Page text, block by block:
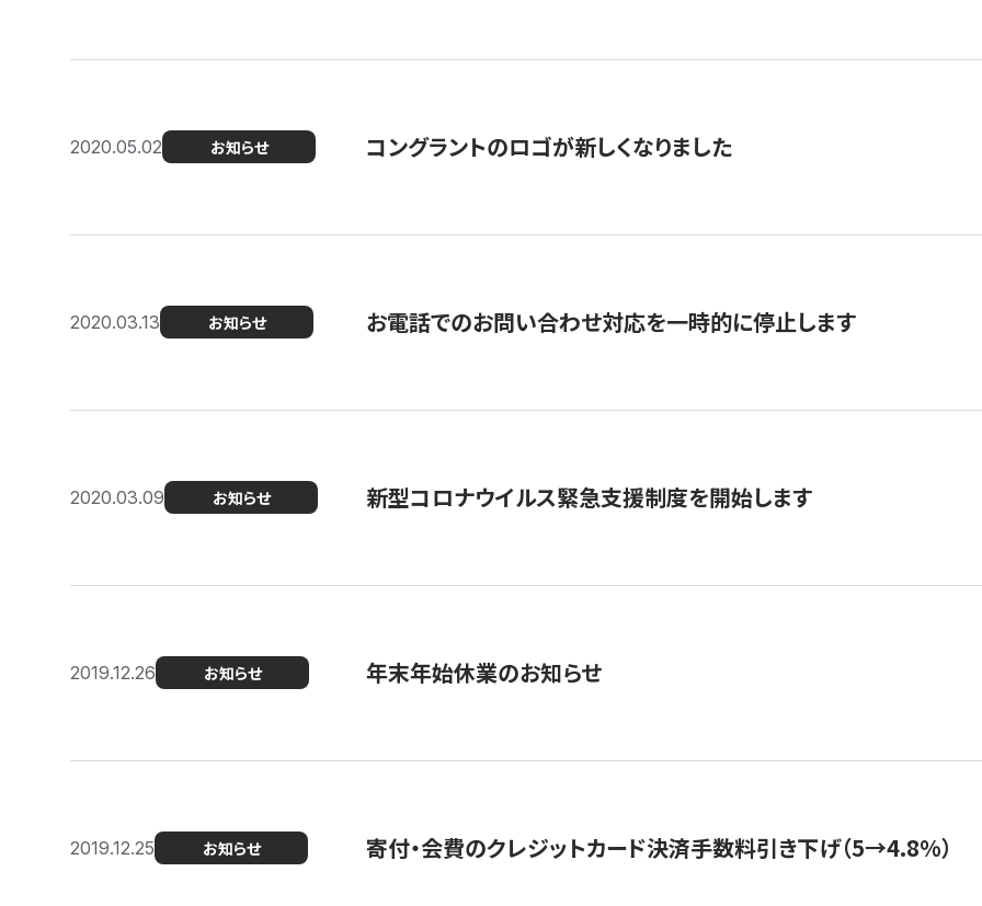
2020.05.02 お知らせ コングラントのロゴが新しくなりました
2020.03.13 お知らせ お電話でのお問い合わせ対応を一時的に停止します
2020.03.09 お知らせ 新型コロナウイルス緊急支援制度を開始します
2019.12.26 お知らせ 年末年始休業のお知らせ
2019.12.25 お知らせ 寄付・会費のクレジットカード決済手数料引き下げ（5→4.8%）